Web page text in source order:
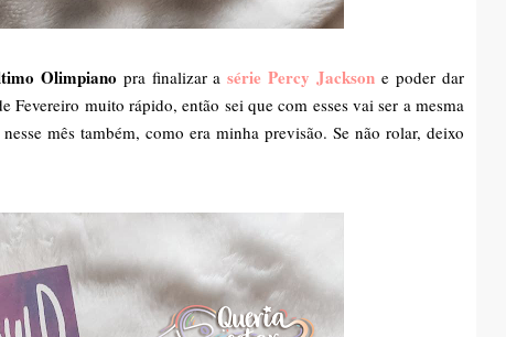
Olimpiano pra finalizar asérie Percy Jackson e poder dar
muito rápido, então sei que com esses vai ser a mesma
mês também, como era minha previsão. Se não rolar, deixo